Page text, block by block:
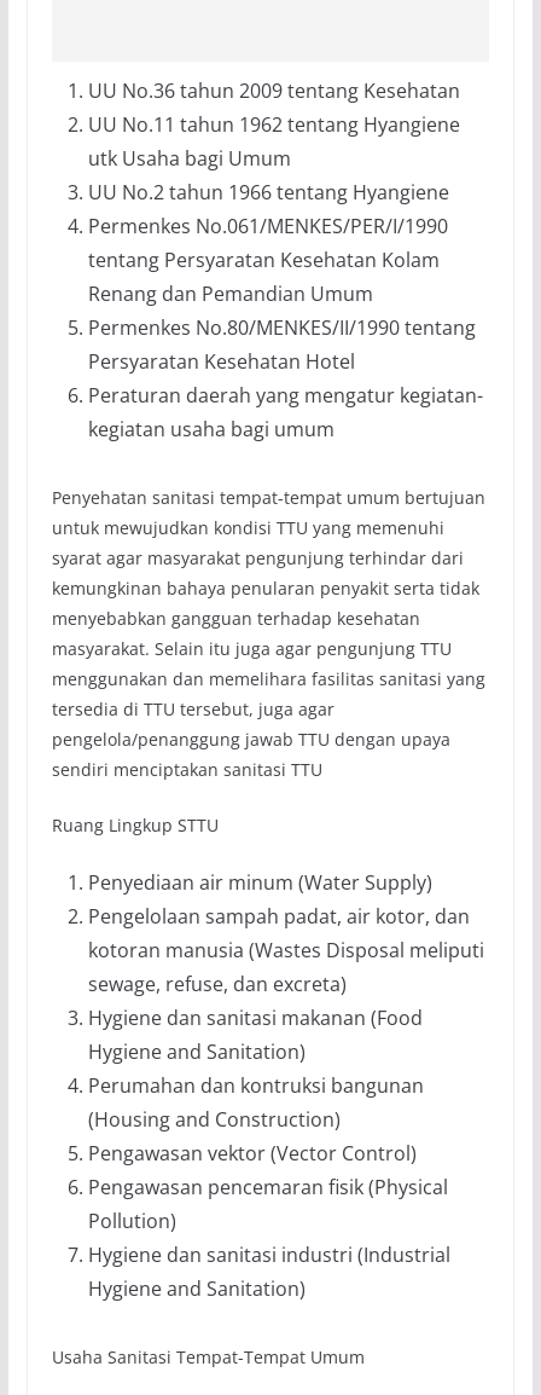
UU No.36 tahun 2009 tentang Kesehatan
UU No.11 tahun 1962 tentang Hyangiene
utk Usaha bagi Umum
UU No.2 tahun 1966 tentang Hyangiene
Permenkes No.061/MENKES/PER/I/1990
tentang Persyaratan Kesehatan Kolam
Renang dan Pemandian Umum
Permenkes No.80/MENKES/II/1990 tentang
Persyaratan Kesehatan Hotel
Peraturan daerah yang mengatur kegiatan-
kegiatan usaha bagi umum
Penyehatan sanitasi tempat-tempat umum bertujuan
untuk mewujudkan kondisi TTU yang memenuhi
syarat agar masyarakat pengunjung terhindar dari
kemungkinan bahaya penularan penyakit serta tidak
menyebabkan gangguan terhadap kesehatan
masyarakat. Selain itu juga agar pengunjung TTU
menggunakan dan memelihara fasilitas sanitasi yang
tersedia di TTU tersebut, juga agar
pengelola/penanggung jawab TTU dengan upaya
sendiri menciptakan sanitasi TTU
Ruang Lingkup STTU
Penyediaan air minum (Water Supply)
Pengelolaan sampah padat, air kotor, dan
kotoran manusia (Wastes Disposal meliputi
sewage, refuse, dan excreta)
Hygiene dan sanitasi makanan (Food
Hygiene and Sanitation)
Perumahan dan kontruksi bangunan
(Housing and Construction)
Pengawasan vektor (Vector Control)
Pengawasan pencemaran fisik (Physical
Pollution)
Hygiene dan sanitasi industri (Industrial
Hygiene and Sanitation)
Usaha Sanitasi Tempat-Tempat Umum